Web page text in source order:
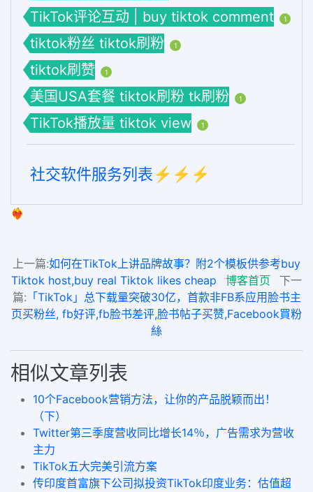
TikTok评论互动 | buy tiktok comment 1
tiktok粉丝 tiktok刷粉 1
tiktok刷赞 1
美国USA套餐 tiktok刷粉 tk刷粉 1
TikTok播放量 tiktok view 1
社交软件服务列表⚡️⚡️⚡️
❤️‍🔥
上一篇:如何在TikTok上讲品牌故事？附2个模板供参考buy
Tiktok host,buy real Tiktok likes cheap
博客首页
下一
篇: 「TikTok」总下载量突破30亿，首款非FB系应用脸书主
页买粉丝, fb好评,fb脸书差评,脸书帖子买赞,Facebook買粉
絲
相似文章列表
10个Facebook营销方法，让你的产品脱颖而出！
（下）
Twitter第三季度营收同比增长14％，广告需求为营收
主力
TikTok五大完美引流方案
传印度首富旗下公司拟投资TikTok印度业务：估值超